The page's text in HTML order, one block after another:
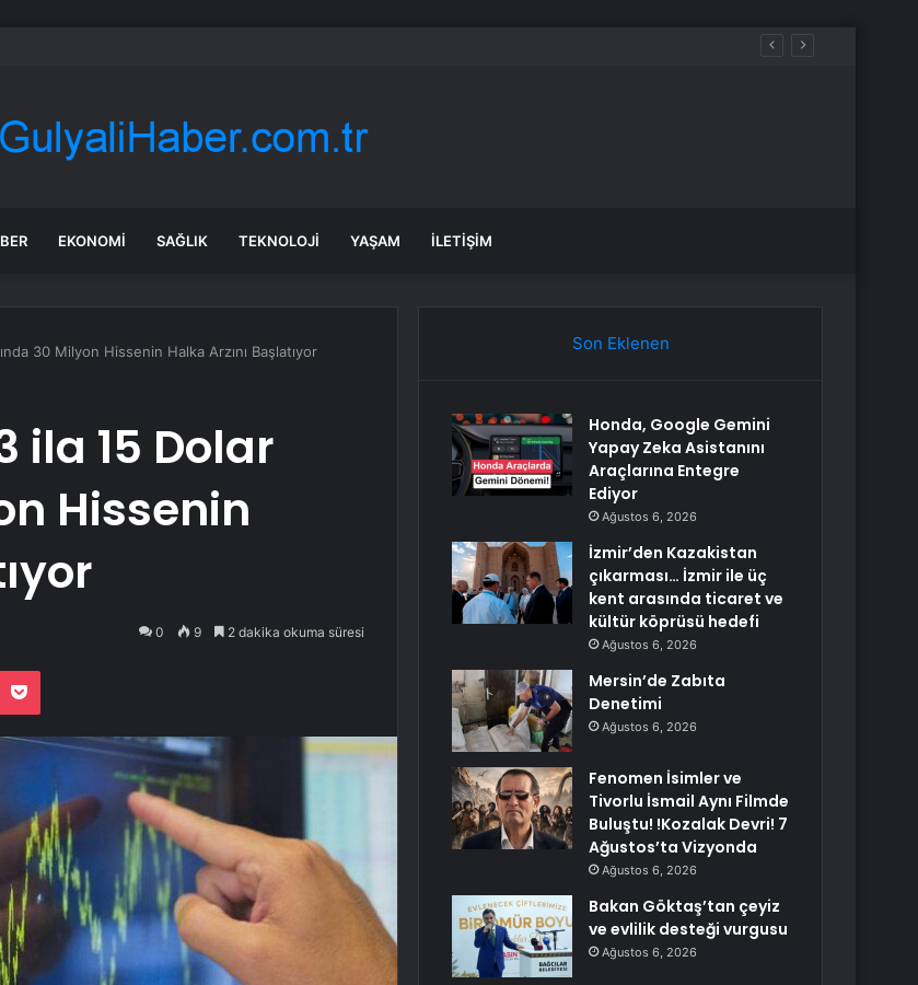
çıkarması… İzmir ile üç kent arasında ticaret ve kültür köprüsü hedefi
EKONOMI SAĞLIK TEKNOLOJI YAŞAM İLETIŞIM
30 Milyon Hissenin Halka Arzını Başlatıyor
ila 15 Dolar
Hissenin
0 9 2 dakika okuma süresi
Pocket
Son Eklenen
Honda, Google Gemini
Yapay Zeka Asistanını
Araçlarına Entegre
Ediyor
Ağustos 6, 2026
İzmir’den Kazakistan
çıkarması… İzmir ile üç
kent arasında ticaret ve
kültür köprüsü hedefi
Ağustos 6, 2026
Mersin’de Zabıta
Denetimi
Ağustos 6, 2026
Fenomen İsimler ve
Tivorlu İsmail Aynı Filmde
Buluştu! !Kozalak Devri! 7
Ağustos’ta Vizyonda
Ağustos 6, 2026
Bakan Göktaş’tan çeyiz
ve evlilik desteği vurgusu
Ağustos 6, 2026